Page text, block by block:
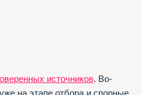
источников. Во-
на этапе отбора и спорные